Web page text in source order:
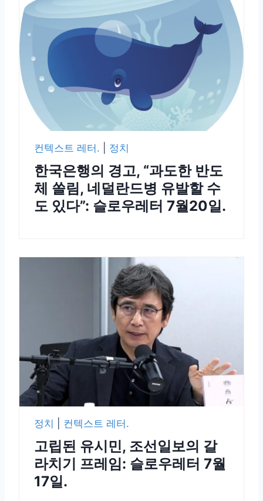
컨텍스트 레터. 정치
한국은행의 경고, “과도한 반도
체 쏠림, 네덜란드병 유발할 수
도 있다”: 슬로우레터 7월20일.
정치 컨텍스트 레터.
고립된 유시민, 조선일보의 갈
라치기 프레임: 슬로우레터 7월
17일.